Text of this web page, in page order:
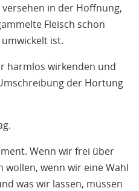
in der Hoffnung,
Fleisch schon
ist.
harmlos wirkenden und
der Hortung
Wenn wir frei über
wenn wir eine Wahl
was wir lassen, müssen